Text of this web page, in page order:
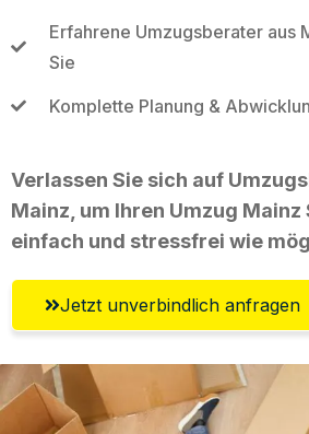
Erfahrene Umzugsberater aus
Sie
Komplette Planung &
Verlassen Sie sich auf
Mainz, um Ihren Umzug
einfach und stressfrei wie
Jetzt unverbindlich anfragen